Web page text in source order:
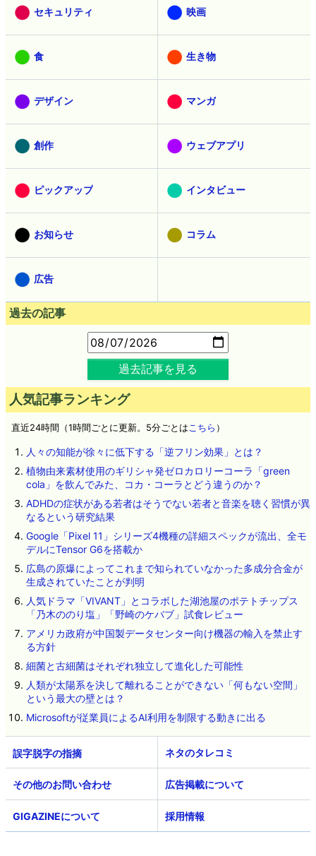
セキュリティ 映画
食 生き物
デザイン マンガ
創作 ウェブアプリ
ピックアップ インタビュー
お知らせ コラム
広告
過去の記事
過去記事を見る
人気記事ランキング
直近24時間（1時間ごとに更新。5分ごとは こちら ）
人々の知能が徐々に低下する「逆フリン効果」とは？
植物由来素材使用のギリシャ発ゼロカロリーコーラ「green
cola」を飲んでみた、コカ・コーラとどう違うのか？
ADHDの症状がある若者はそうでない若者と音楽を聴く習慣が異
なるという研究結果
Google「Pixel 11」シリーズ4機種の詳細スペックが流出、全モ
デルにTensor G6を搭載か
広島の原爆によってこれまで知られていなかった多成分合金が
生成されていたことが判明
人気ドラマ「VIVANT」とコラボした湖池屋のポテトチップス
「乃木ののり塩」「野崎のケバブ」試食レビュー
アメリカ政府が中国製データセンター向け機器の輸入を禁止す
る方針
細菌と古細菌はそれぞれ独立して進化した可能性
人類が太陽系を決して離れることができない「何もない空間」
という最大の壁とは？
Microsoftが従業員によるAI利用を制限する動きに出る
ネタのタレコミ
その他のお問い合わせ 広告掲載について
GIGAZINEについて 採用情報